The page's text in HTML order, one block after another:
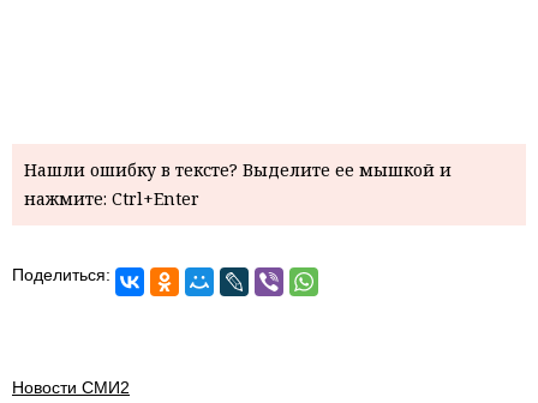
Нашли ошибку в тексте? Выделите ее мышкой и
нажмите: Ctrl+Enter
Поделиться:
Новости СМИ2